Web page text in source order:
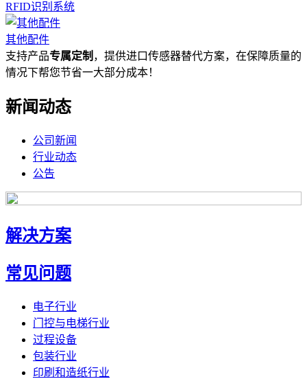
RFID识别系统
其他配件
支持产品专属定制 ，提供进口传感器替代方案，在保障质量的
情况下帮您节省一大部分成本！
新闻动态
公司新闻
行业动态
公告
解决方案
常见问题
电子行业
门控与电梯行业
过程设备
包装行业
印刷和造纸行业